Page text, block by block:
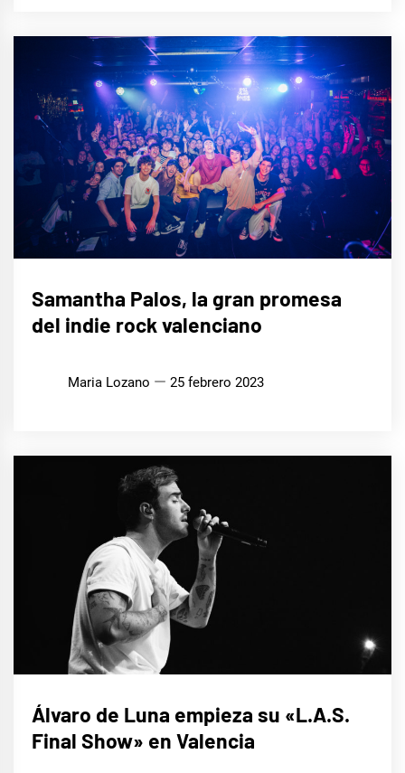
MÚSICA
Samantha Palos, la gran promesa
del indie rock valenciano
Maria Lozano 25 febrero 2023
MÚSICA
Álvaro de Luna empieza su «L.A.S.
Final Show» en Valencia